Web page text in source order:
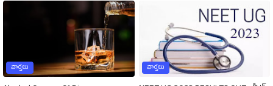
వార్తలు వార్తలు